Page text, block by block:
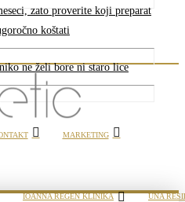
zato proverite koji preparat
koštati
ne želi bore ni staro lice
MARKETING
IOANNA REGEN KLINIKA UNA